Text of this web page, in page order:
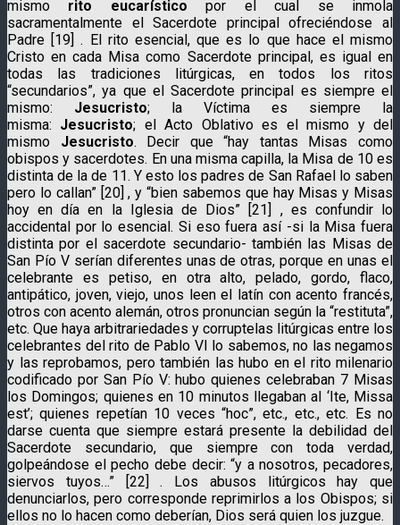
mismo rito eucarístico por el cual se inmola
sacramentalmente el Sacerdote principal ofreciéndose al
Padre [19] . El rito esencial, que es lo que hace el mismo
Cristo en cada Misa como Sacerdote principal, es igual en
todas las tradiciones litúrgicas, en todos los ritos
“secundarios”, ya que el Sacerdote principal es siempre el
mismo: Jesucristo; la Víctima es siempre la
misma: Jesucristo; el Acto Oblativo es el mismo y del
mismo Jesucristo. Decir que “hay tantas Misas como
obispos y sacerdotes. En una misma capilla, la Misa de 10 es
distinta de la de 11. Y esto los padres de San Rafael lo saben
pero lo callan” [20] , y “bien sabemos que hay Misas y Misas
hoy en día en la Iglesia de Dios” [21] , es confundir lo
accidental por lo esencial. Si eso fuera así -si la Misa fuera
distinta por el sacerdote secundario- también las Misas de
San Pío V serían diferentes unas de otras, porque en unas el
celebrante es petiso, en otra alto, pelado, gordo, flaco,
antipático, joven, viejo, unos leen el latín con acento francés,
otros con acento alemán, otros pronuncian según la “restituta”,
etc. Que haya arbitrariedades y corruptelas litúrgicas entre los
celebrantes del rito de Pablo VI lo sabemos, no las negamos
y las reprobamos, pero también las hubo en el rito milenario
codificado por San Pío V: hubo quienes celebraban 7 Misas
los Domingos; quienes en 10 minutos llegaban al ‘Ite, Missa
est’; quienes repetían 10 veces “hoc”, etc., etc., etc. Es no
darse cuenta que siempre estará presente la debilidad del
Sacerdote secundario, que siempre con toda verdad,
golpeándose el pecho debe decir: “y a nosotros, pecadores,
siervos tuyos…” [22] . Los abusos litúrgicos hay que
denunciarlos, pero corresponde reprimirlos a los Obispos; si
ellos no lo hacen como deberían, Dios será quien los juzgue.